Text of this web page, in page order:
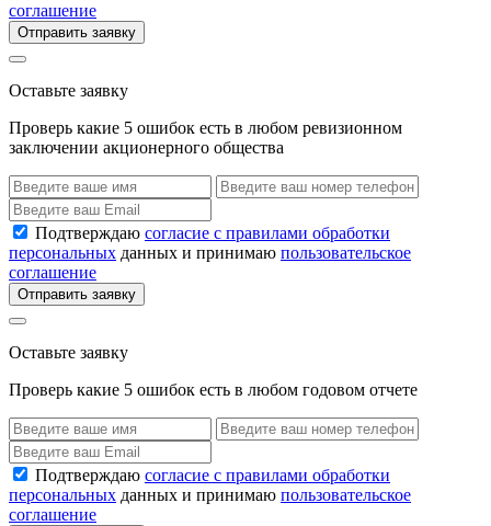
соглашение
Отправить заявку
Оставьте заявку
Проверь какие 5 ошибок есть в любом ревизионном
заключении акционерного общества
Подтверждаю согласие с правилами обработки
персональных данных и принимаю пользовательское
соглашение
Отправить заявку
Оставьте заявку
Проверь какие 5 ошибок есть в любом годовом отчете
Подтверждаю согласие с правилами обработки
персональных данных и принимаю пользовательское
соглашение